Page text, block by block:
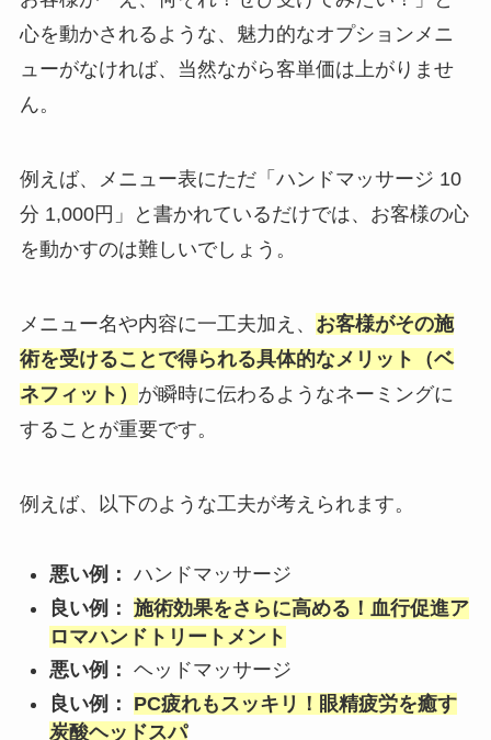
心を動かされるような、魅力的なオプションメニ
ューがなければ、当然ながら客単価は上がりませ
ん。
例えば、メニュー表にただ「ハンドマッサージ 10
分 1,000円」と書かれているだけでは、お客様の心
を動かすのは難しいでしょう。
メニュー名や内容に一工夫加え、 お客様がその施
術を受けることで得られる具体的なメリット（ベ
ネフィット） が瞬時に伝わるようなネーミングに
することが重要です。
例えば、以下のような工夫が考えられます。
悪い例： ハンドマッサージ
良い例： 施術効果をさらに高める！血行促進ア
ロマハンドトリートメント
悪い例： ヘッドマッサージ
良い例：
PC疲れもスッキリ！眼精疲労を癒す
炭酸ヘッドスパ